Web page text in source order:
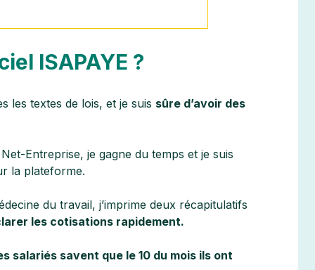
ISAPAYE ?
les textes de lois, et je suis sûre d’avoir des
Entreprise, je gagne du temps et je suis
la plateforme.
du travail, j’imprime deux récapitulatifs
les cotisations rapidement.
salariés savent que le 10 du mois ils ont